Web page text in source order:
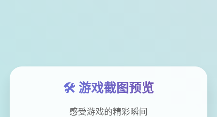
🛠️ 游戏截图预览
感受游戏的精彩瞬间